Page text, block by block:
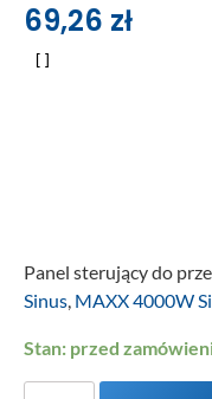
69,26 zł
Panel sterujący do
Sinus, MAXX 4000W
Stan: przed